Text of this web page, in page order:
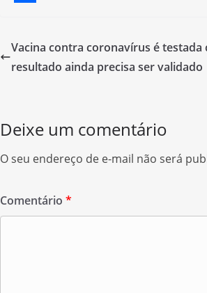
k
r
Vacina contra coronavírus é
resultado ainda precisa ser validado
Deixe um comentário
O seu endereço de e-mail não será
Comentário *